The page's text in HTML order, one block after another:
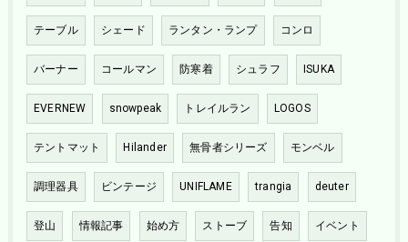
テーブル シェード ランタン・ランプ コンロ
バーナー コールマン 防寒着 シュラフ ISUKA
EVERNEW snowpeak トレイルラン LOGOS
テントマット Hilander 無骨者シリーズ モンベル
調理器具 ビンテージ UNIFLAME trangia deuter
登山 情報記事 始め方 ストーブ 告知 イベント